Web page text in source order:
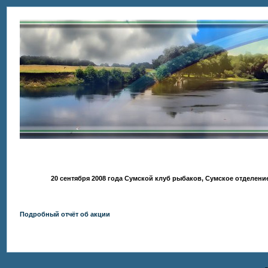
20 сентября 2008 года Сумской клуб рыбаков, Сумское
Подробный отчёт об акции